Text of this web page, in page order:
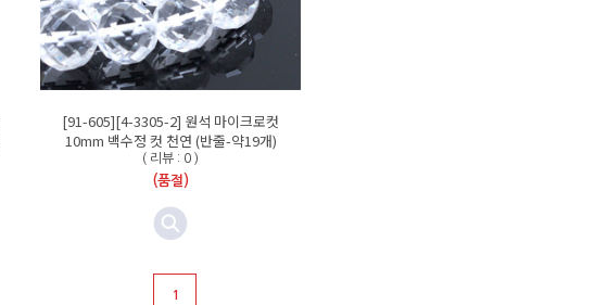
[91-605][4-3305-2] 원석 마이크로컷
10mm 백수정 컷 천연 (반줄-약19개)
( 리뷰 : 0 )
(품절)
1